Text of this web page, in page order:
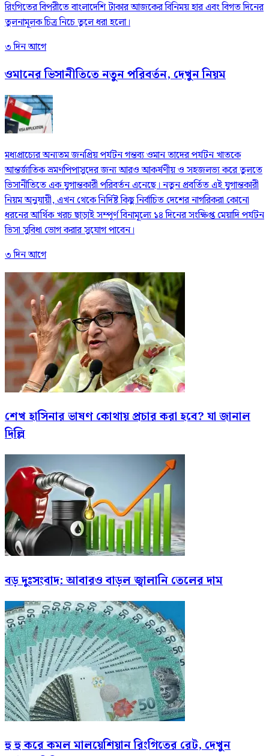
রিংগিতের বিপরীতে বাংলাদেশি টাকার আজকের বিনিময় হার এবং বিগত দিনের
তুলনামূলক চিত্র নিচে তুলে ধরা হলো।
৩ দিন আগে
ওমানের ভিসানীতিতে নতুন পরিবর্তন, দেখুন নিয়ম
মধ্যপ্রাচ্যের অন্যতম জনপ্রিয় পর্যটন গন্তব্য ওমান তাদের পর্যটন খাতকে
আন্তর্জাতিক ভ্রমণপিপাসুদের জন্য আরও আকর্ষণীয় ও সহজলভ্য করে তুলতে
ভিসানীতিতে এক যুগান্তকারী পরিবর্তন এনেছে। নতুন প্রবর্তিত এই যুগান্তকারী
নিয়ম অনুযায়ী, এখন থেকে নির্দিষ্ট কিছু নির্বাচিত দেশের নাগরিকরা কোনো
ধরনের আর্থিক খরচ ছাড়াই সম্পূর্ণ বিনামূল্যে ১৪ দিনের সংক্ষিপ্ত মেয়াদি পর্যটন
ভিসা সুবিধা ভোগ করার সুযোগ পাবেন।
৩ দিন আগে
শেখ হাসিনার ভাষণ কোথায় প্রচার করা হবে? যা জানাল
দিল্লি
বড় দুঃসংবাদ: আবারও বাড়ল জ্বালানি তেলের দাম
হু হু করে কমল মালয়েশিয়ান রিংগিতের রেট, দেখুন